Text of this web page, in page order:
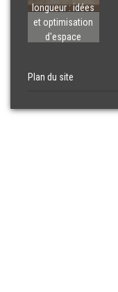
longueur : idées
et optimisation
d'espace
Plan du site